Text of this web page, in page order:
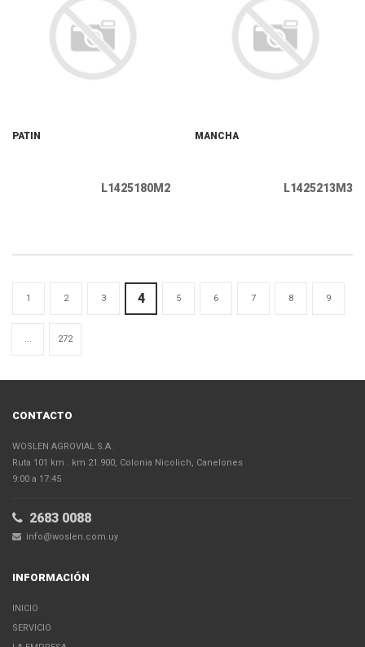
PATIN
L1425180M2
MANCHA
L1425213M3
1 2 3 4 5 6 7 8 9
... 272
CONTACTO
WOSLEN AGROVIAL S.A.
Ruta 101 km . km 21.900, Colonia Nicolich, Canelones
9:00 a 17:45
2683 0088
info@woslen.com.uy
INFORMACIÓN
INICIO
SERVICIO